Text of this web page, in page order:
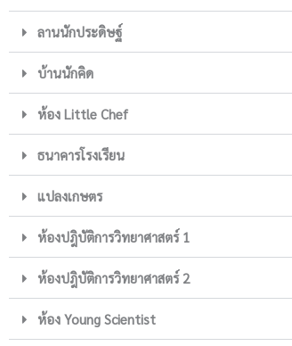
ลานนักประดิษฐ์
บ้านนักคิด
ห้อง Little Chef
ธนาคารโรงเรียน
แปลงเกษตร
ห้องปฎิบัติการวิทยาศาสตร์ 1
ห้องปฎิบัติการวิทยาศาสตร์ 2
ห้อง Young Scientist